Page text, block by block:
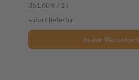
351,60 € / 1 l
sofort lieferbar
In den Warenkorb